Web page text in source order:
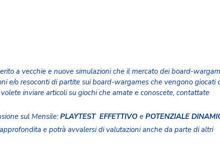
a vecchie e nuove simulazioni che il mercato dei board-
e/o resoconti di partite sui board-wargames che vengono giocati
inviare articoli su giochi che amate e conoscete, contattate
sul Mensile: PLAYTEST EFFETTIVO e POTENZIALE
e potrà avvalersi di valutazioni anche da parte di altri